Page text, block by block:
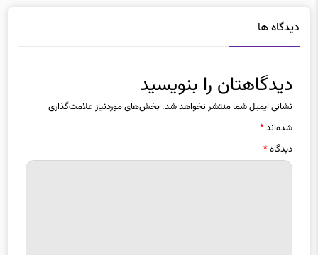
دیدگاه ها
دیدگاهتان را بنویسید
نشانی ایمیل شما منتشر نخواهد شد. بخش‌های موردنیاز علامت‌گذاری
شده‌اند*
دیدگاه*